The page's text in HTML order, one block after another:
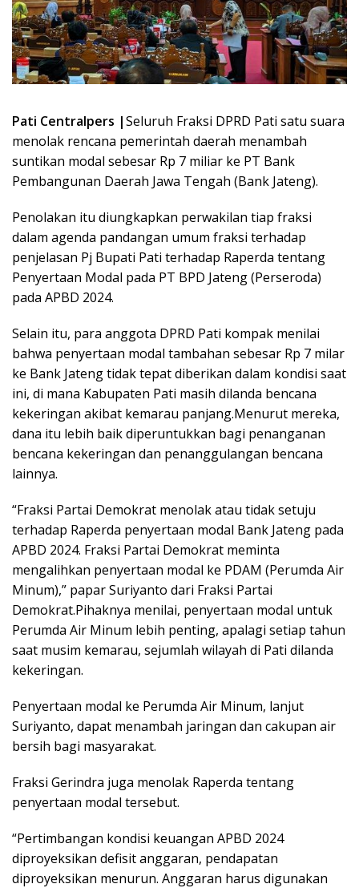
Pati Centralpers |Seluruh Fraksi DPRD Pati satu suara
menolak rencana pemerintah daerah menambah
suntikan modal sebesar Rp 7 miliar ke PT Bank
Pembangunan Daerah Jawa Tengah (Bank Jateng).
Penolakan itu diungkapkan perwakilan tiap fraksi
dalam agenda pandangan umum fraksi terhadap
penjelasan Pj Bupati Pati terhadap Raperda tentang
Penyertaan Modal pada PT BPD Jateng (Perseroda)
pada APBD 2024.
Selain itu, para anggota DPRD Pati kompak menilai
bahwa penyertaan modal tambahan sebesar Rp 7 milar
ke Bank Jateng tidak tepat diberikan dalam kondisi saat
ini, di mana Kabupaten Pati masih dilanda bencana
kekeringan akibat kemarau panjang.Menurut mereka,
dana itu lebih baik diperuntukkan bagi penanganan
bencana kekeringan dan penanggulangan bencana
lainnya.
“Fraksi Partai Demokrat menolak atau tidak setuju
terhadap Raperda penyertaan modal Bank Jateng pada
APBD 2024. Fraksi Partai Demokrat meminta
mengalihkan penyertaan modal ke PDAM (Perumda Air
Minum),” papar Suriyanto dari Fraksi Partai
Demokrat.Pihaknya menilai, penyertaan modal untuk
Perumda Air Minum lebih penting, apalagi setiap tahun
saat musim kemarau, sejumlah wilayah di Pati dilanda
kekeringan.
Penyertaan modal ke Perumda Air Minum, lanjut
Suriyanto, dapat menambah jaringan dan cakupan air
bersih bagi masyarakat.
Fraksi Gerindra juga menolak Raperda tentang
penyertaan modal tersebut.
“Pertimbangan kondisi keuangan APBD 2024
diproyeksikan defisit anggaran, pendapatan
diproyeksikan menurun. Anggaran harus digunakan